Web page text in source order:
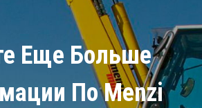
Еще Больше
По Menzi